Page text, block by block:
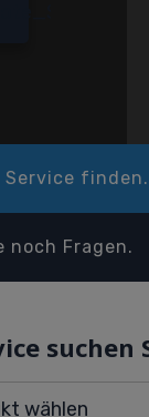
finden.
noch Fragen.
suchen